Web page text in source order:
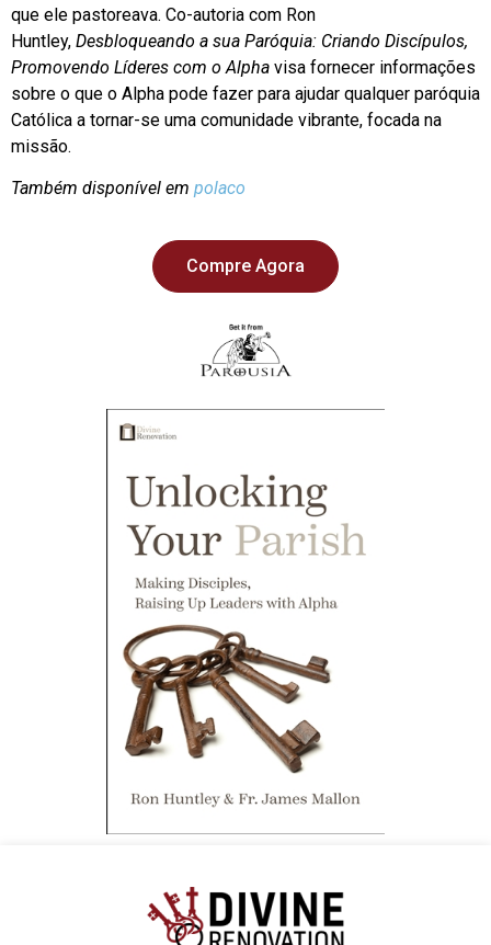
que ele pastoreava. Co-autoria com Ron
Huntley, Desbloqueando a sua Paróquia: Criando Discípulos,
Promovendo Líderes com o Alpha visa fornecer informações
sobre o que o Alpha pode fazer para ajudar qualquer paróquia
Católica a tornar-se uma comunidade vibrante, focada na
missão.
Também disponível em polaco
Compre Agora